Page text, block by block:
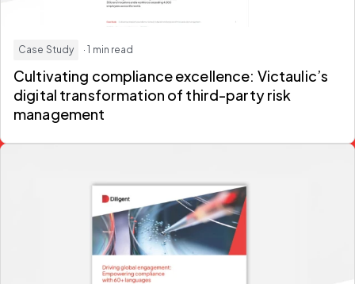
Case Study · 1 min read
Cultivating compliance excellence: Victaulic’s
digital transformation of third-party risk
management